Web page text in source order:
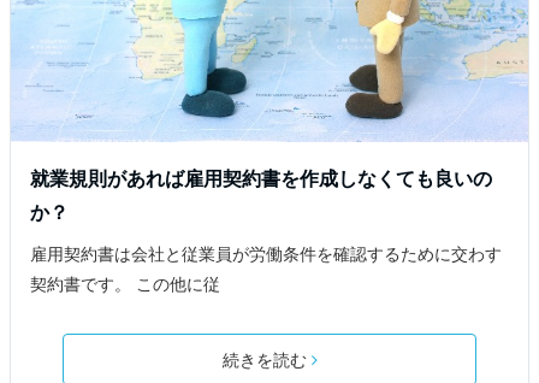
就業規則があれば雇用契約書を作成しなくても良いの
か？
雇用契約書は会社と従業員が労働条件を確認するために交わす
契約書です。 この他に従
続きを読む